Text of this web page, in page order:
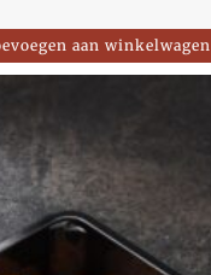
aan winkelwagen